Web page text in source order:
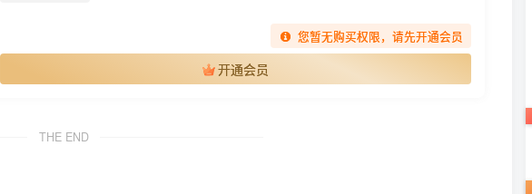
您暂无购买权限，请先开通会员
开通会员
THE END